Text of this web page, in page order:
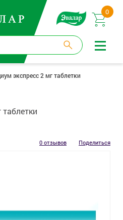
0
не выбран,изменить
экспресс 2 мг таблетки
0 отзывов Поделиться